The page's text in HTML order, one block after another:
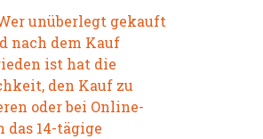
unüberlegt gekauft
nach dem Kauf
ist hat die
den Kauf zu
oder bei Online-
das 14-tägige